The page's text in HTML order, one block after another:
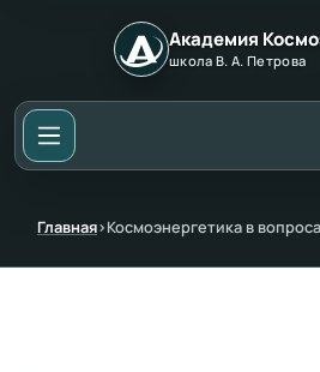
Академия
школа В. А. Петрова
Главная›Космоэнергетика в